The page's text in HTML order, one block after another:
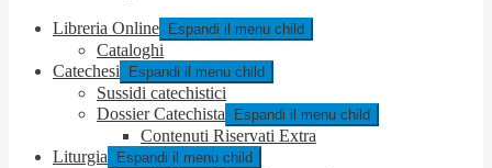
Libreria Online Espandi il menu child
Cataloghi
Catechesi
Espandi il menu child
Sussidi catechistici
Dossier Catechista
Espandi il menu child
Contenuti Riservati Extra
Liturgia
Espandi il menu child